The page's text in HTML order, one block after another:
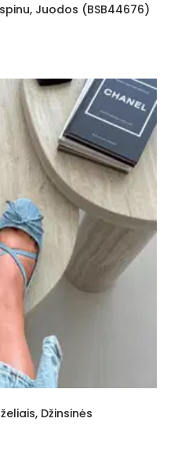
Juodos (BSB44676)
Džinsinės